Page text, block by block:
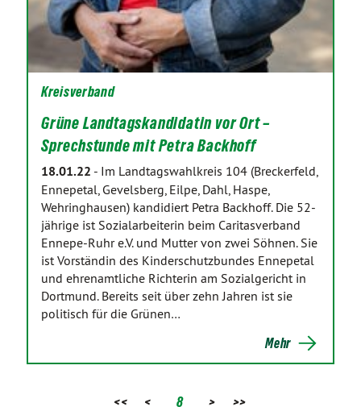
Kreisverband
Grüne Landtagskandidatin vor Ort –
Sprechstunde mit Petra Backhoff
18.01.22 - Im Landtagswahlkreis 104 (Breckerfeld,
Ennepetal, Gevelsberg, Eilpe, Dahl, Haspe,
Wehringhausen) kandidiert Petra Backhoff. Die 52-
jährige ist Sozialarbeiterin beim Caritasverband
Ennepe-Ruhr e.V. und Mutter von zwei Söhnen. Sie
ist Vorständin des Kinderschutzbundes Ennepetal
und ehrenamtliche Richterin am Sozialgericht in
Dortmund. Bereits seit über zehn Jahren ist sie
politisch für die Grünen…
Mehr
<< < 8 > >>